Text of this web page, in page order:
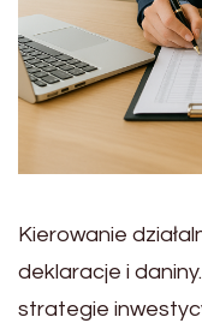
Kierowanie
deklaracje i
strategie